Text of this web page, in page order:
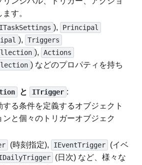
す。
ITaskSettings ), Principal
), Triggers
), Actions
) などのプロパティを持ち
と ITrigger :
する条件を定義するオブジェクト
ンと個々のトリガーオブジェク
(時刻指定), IEventTrigger
(イベ
(日次) など、様々な